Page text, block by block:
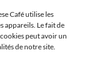
Café utilise les
appareils. Le fait de
peut avoir un
de notre site.